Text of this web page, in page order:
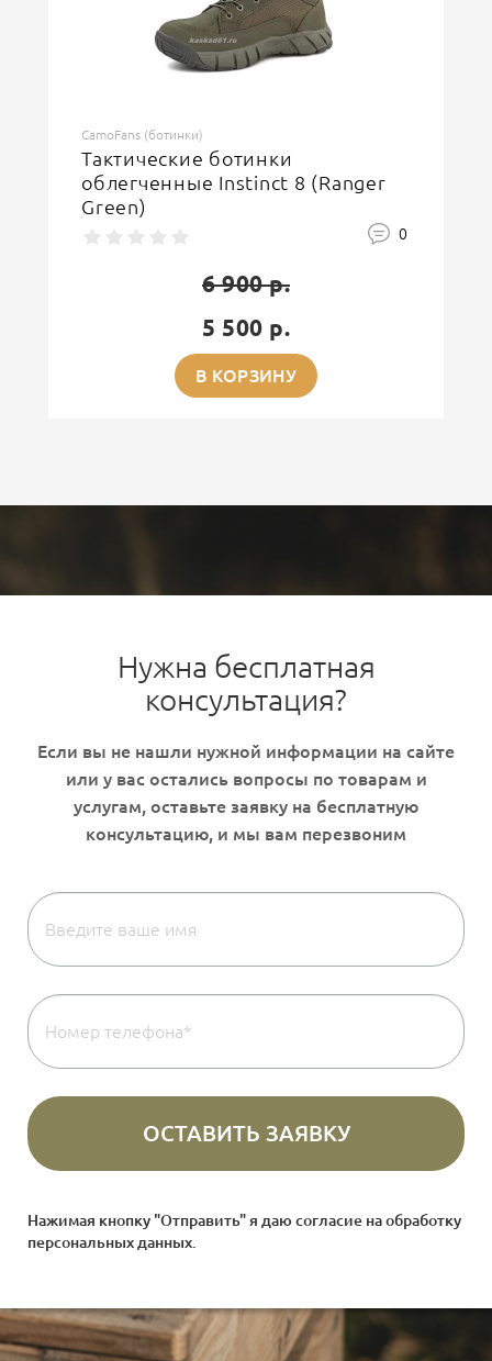
CamoFans (ботинки)
Тактические ботинки
облегченные Instinct 8 (Ranger
Green)
0
6 900 р.
5 500 р.
В КОРЗИНУ
Нужна бесплатная
консультация?
Нажимая кнопку "Отправить" я даю согласие наобработку
персональных данных